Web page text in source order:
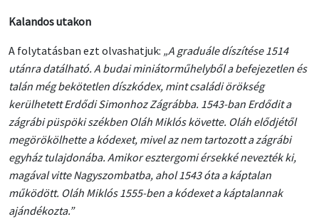
Kalandos utakon
A folytatásban ezt olvashatjuk: „A graduále díszítése 1514
utánra datálható. A budai miniátorműhelyből a befejezetlen és
talán még bekötetlen díszkódex, mint családi örökség
kerülhetett Erdődi Simonhoz Zágrábba. 1543-ban Erdődit a
zágrábi püspöki székben Oláh Miklós követte. Oláh elődjétől
megörökölhette a kódexet, mivel az nem tartozott a zágrábi
egyház tulajdonába. Amikor esztergomi érsekké nevezték ki,
magával vitte Nagyszombatba, ahol 1543 óta a káptalan
működött. Oláh Miklós 1555-ben a kódexet a káptalannak
ajándékozta.”